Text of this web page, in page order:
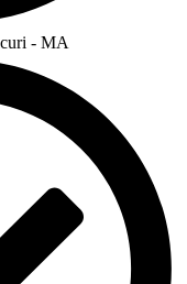
- MA